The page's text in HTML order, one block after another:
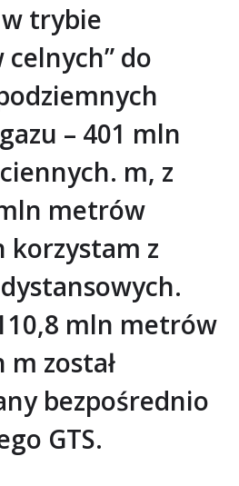
trybie
celnych” do
– 401 mln
m, z
metrów
korzystam z
mln metrów
m został
bezpośrednio
GTS.